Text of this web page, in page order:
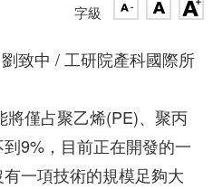
字級
劉致中 / 工研院產科國際所
僅占聚乙烯(PE)、聚丙
9%，目前正在開發的一
一項技術的規模足夠大